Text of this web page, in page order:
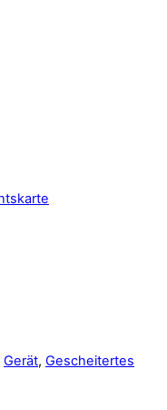
Gerät, Gescheitertes